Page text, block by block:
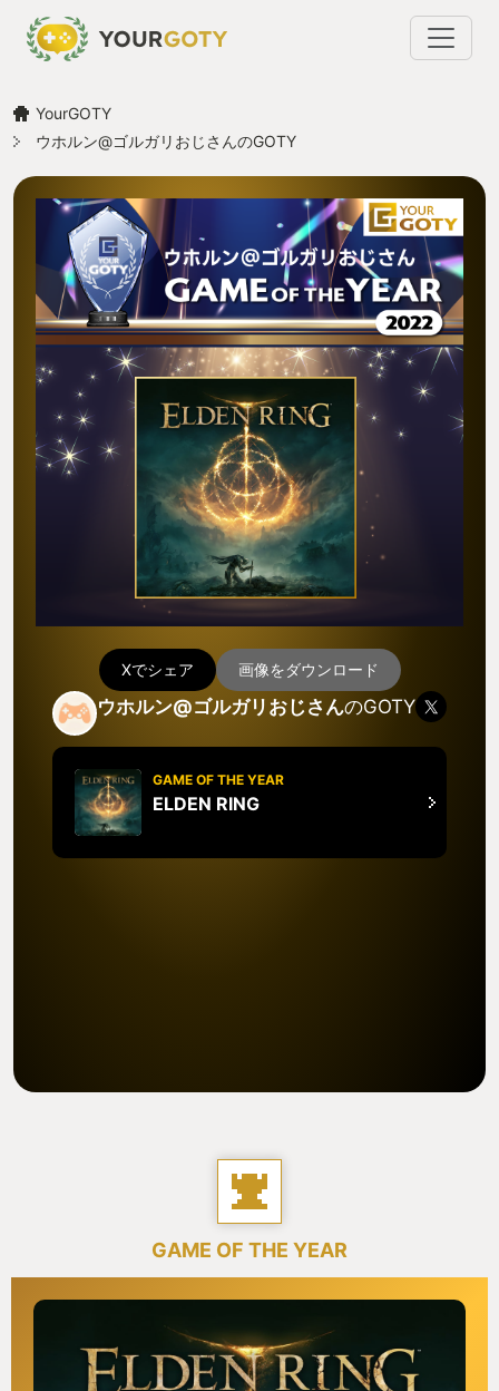
YourGOTY
ウホルン@ゴルガリおじさんのGOTY
Xでシェア 画像をダウンロード
ウホルン@ゴルガリおじさんのGOTY
GAME OF THE YEAR
ELDEN RING
GAME OF THE YEAR